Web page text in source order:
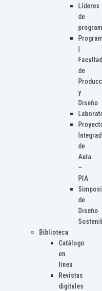
Líderes
de
Facultad
de
y
Diseño
de
Aula
–
PIA
de
Diseño
Biblioteca
Catálogo
en
línea
Revistas
digitales